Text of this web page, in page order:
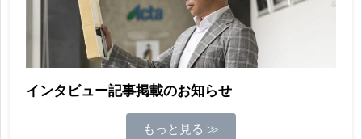
インタビュー記事掲載のお知らせ
もっと見る ≫